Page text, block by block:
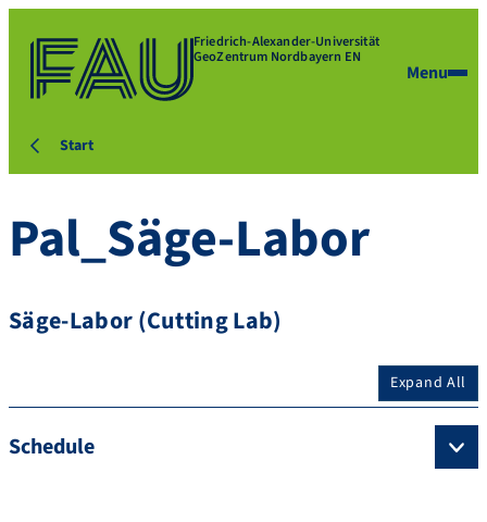
Friedrich-Alexander-Universität
GeoZentrum Nordbayern EN
Menu
Start
Pal_Säge-Labor
Säge-Labor (Cutting Lab)
Expand All
Schedule